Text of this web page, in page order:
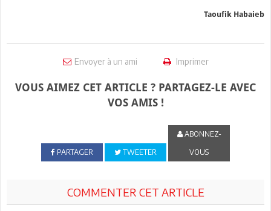
Taoufik Habaieb
Envoyer à un ami Imprimer
VOUS AIMEZ CET ARTICLE ? PARTAGEZ-LE AVEC
VOS AMIS !
PARTAGER TWEETER
ABONNEZ-
VOUS
COMMENTER CET ARTICLE